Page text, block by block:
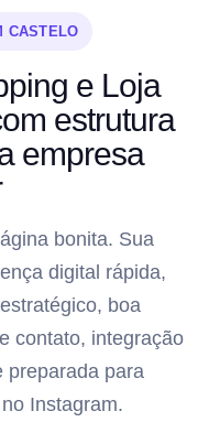
CASTELO
e Loja
estrutura
empresa
bonita. Sua
digital rápida,
boa
contato, integração
preparada para
Instagram.